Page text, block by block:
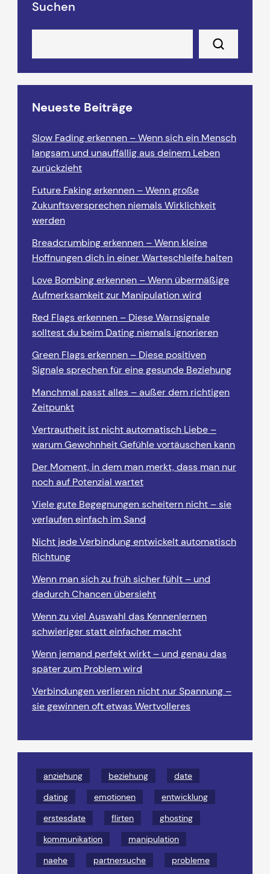
Suchen
Neueste Beiträge
Slow Fading erkennen – Wenn sich ein Mensch
langsam und unauffällig aus deinem Leben
zurückzieht
Future Faking erkennen – Wenn große
Zukunftsversprechen niemals Wirklichkeit
werden
Breadcrumbing erkennen – Wenn kleine
Hoffnungen dich in einer Warteschleife halten
Love Bombing erkennen – Wenn übermäßige
Aufmerksamkeit zur Manipulation wird
Red Flags erkennen – Diese Warnsignale
solltest du beim Dating niemals ignorieren
Green Flags erkennen – Diese positiven
Signale sprechen für eine gesunde Beziehung
Manchmal passt alles – außer dem richtigen
Zeitpunkt
Vertrautheit ist nicht automatisch Liebe –
warum Gewohnheit Gefühle vortäuschen kann
Der Moment, in dem man merkt, dass man nur
noch auf Potenzial wartet
Viele gute Begegnungen scheitern nicht – sie
verlaufen einfach im Sand
Nicht jede Verbindung entwickelt automatisch
Richtung
Wenn man sich zu früh sicher fühlt – und
dadurch Chancen übersieht
Wenn zu viel Auswahl das Kennenlernen
schwieriger statt einfacher macht
Wenn jemand perfekt wirkt – und genau das
später zum Problem wird
Verbindungen verlieren nicht nur Spannung –
sie gewinnen oft etwas Wertvolleres
anziehung beziehung
date
dating
emotionen
entwicklung
erstesdate
flirten
ghosting
kommunikation
manipulation
naehe
partnersuche
probleme